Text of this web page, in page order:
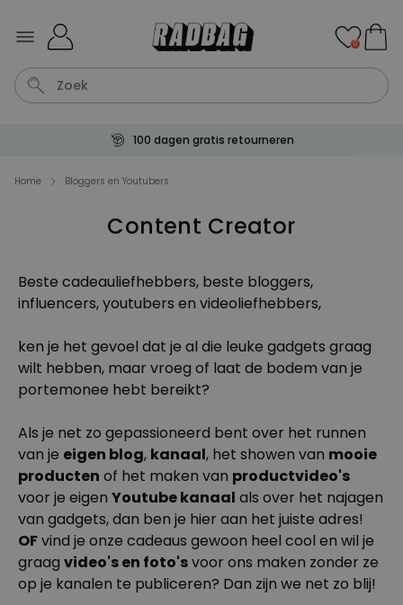
Personaliseerbaar
24,99 €
Gepersonaliseerde sokken
met jouw huisdier
Meer dan
34,99 €
Personaliseerbaar
Gepersonaliseerde poster
fotocollage met tekst
Meer dan
gekocht
29,99 €
Personaliseerbaar
Gepersonaliseerd schort BBQ
koning met foto
Meer dan
2.200keer
44,99 €
0
100 dagen gratis retourneren
Home Bloggers en Youtubers
Content Creator
Beste cadeauliefhebbers, beste bloggers,
influencers, youtubers en videoliefhebbers,
ken je het gevoel dat je al die leuke gadgets graag
wilt hebben, maar vroeg of laat de bodem van je
portemonee hebt bereikt?
Als je net zo gepassioneerd bent over het runnen
van je eigen blog, kanaal, het showen van mooie
producten of het maken van productvideo's
voor je eigen Youtube kanaal als over het najagen
van gadgets, dan ben je hier aan het juiste adres!
OFvind je onze cadeaus gewoon heel cool en wil je
graag video's en foto'svoor ons maken zonder ze
op je kanalen te publiceren? Dan zijn we net zo blij!